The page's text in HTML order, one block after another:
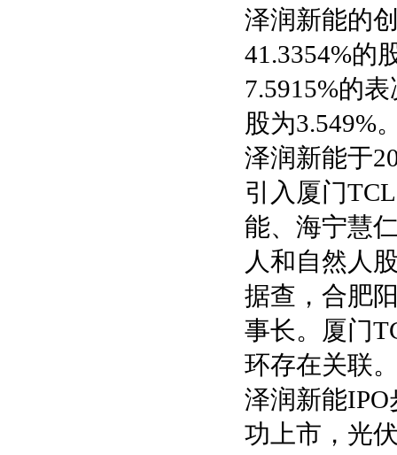
泽润新能的
41.3354%的
7.5915%的
股为3.549%
泽润新能于
引入厦门
能、海宁慧
人和自然人
据查，合肥
事长。厦门
环存在关联
泽润新能
功上市，光